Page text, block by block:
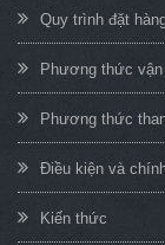
Quy trình đặt
Phương thức
Phương thức
Điều kiện và
Kiến thức